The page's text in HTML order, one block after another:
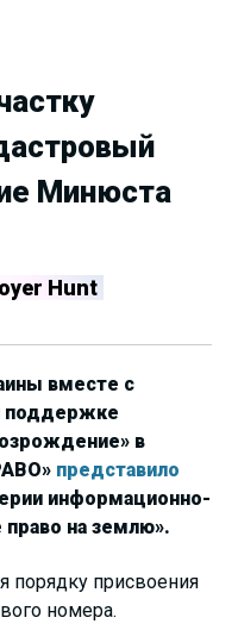
Минюста
Hunt
вместе с
поддержке
в
представило
информационно-
право на землю».
порядку присвоения
номера.